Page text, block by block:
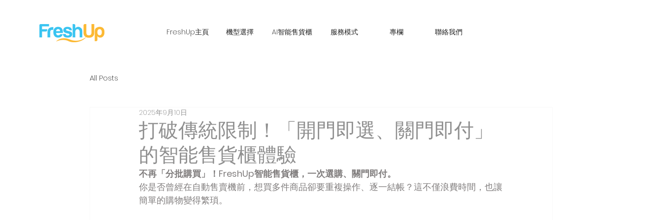
FreshUp主頁 機型選擇 AI智能售貨櫃 服務模式 專欄 聯絡我們
All Posts
打破傳統限制！「開門即選、關門即付」
的智能售貨櫃體驗
2025年9月10日
不再「分批購買」！FreshUp智能售貨櫃，一次選購、關門即付。
你是否曾經在自動售賣機前，想買多件商品卻要重複操作、逐一結帳？這不僅浪費時間，也讓
簡單的購物變得繁瑣。